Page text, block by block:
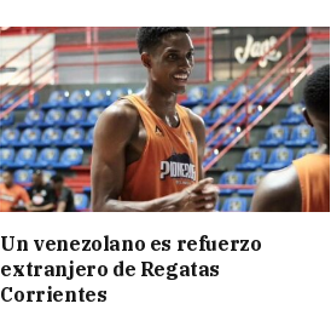
Un venezolano es refuerzo
extranjero de Regatas
Corrientes